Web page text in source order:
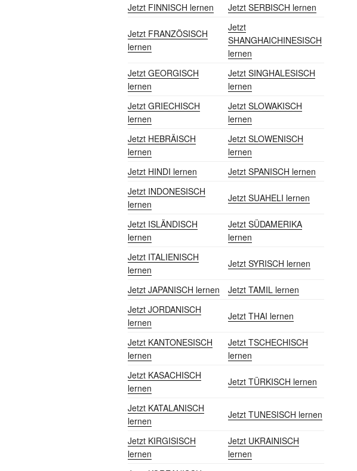
Jetzt FINNISCH lernen
Jetzt SERBISCH lernen
Jetzt FRANZÖSISCH
lernen
Jetzt
SHANGHAICHINESISCH
lernen
Jetzt GEORGISCH
lernen
Jetzt SINGHALESISCH
lernen
Jetzt GRIECHISCH
lernen
Jetzt SLOWAKISCH
lernen
Jetzt HEBRÄISCH
lernen
Jetzt SLOWENISCH
lernen
Jetzt HINDI lernen
Jetzt SPANISCH lernen
Jetzt INDONESISCH
lernen
Jetzt SUAHELI lernen
Jetzt ISLÄNDISCH
lernen
Jetzt SÜDAMERIKA
lernen
Jetzt ITALIENISCH
lernen
Jetzt SYRISCH lernen
Jetzt JAPANISCH lernen
Jetzt TAMIL lernen
Jetzt JORDANISCH
lernen
Jetzt THAI lernen
Jetzt KANTONESISCH
lernen
Jetzt TSCHECHISCH
lernen
Jetzt KASACHISCH
lernen
Jetzt TÜRKISCH lernen
Jetzt KATALANISCH
lernen
Jetzt TUNESISCH lernen
Jetzt KIRGISISCH
lernen
Jetzt UKRAINISCH
lernen